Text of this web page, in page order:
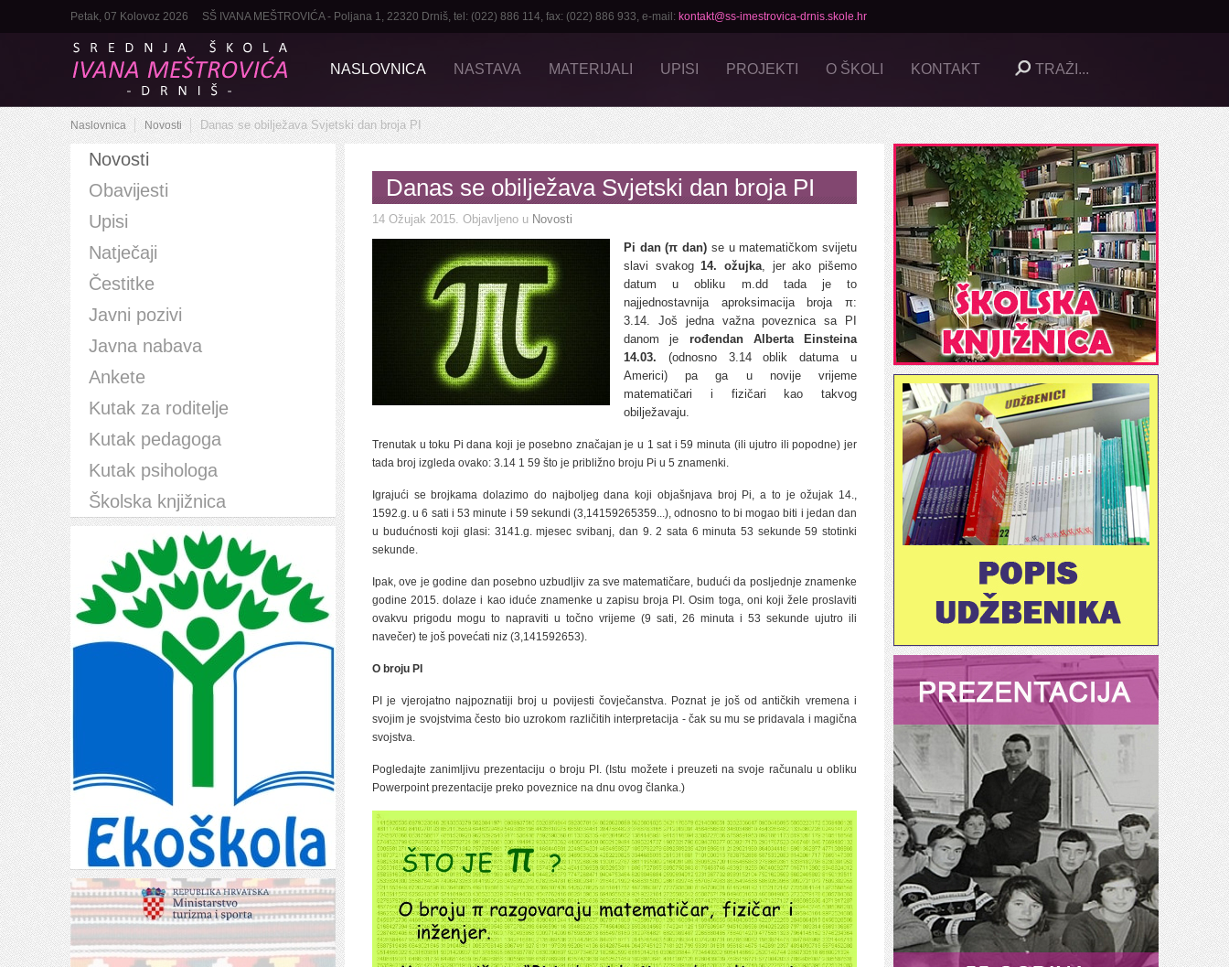
Petak, 07 Kolovoz 2026 SŠ IVANA MEŠTROVIĆA - Poljana 1, 22320 Drniš, tel: (022) 886 114, fax: (022) 886 933, e-mail: kontakt@ss-imestrovica-drnis.skole.hr
NASLOVNICA NASTAVA MATERIJALI UPISI PROJEKTI O ŠKOLI KONTAKT
Naslovnica Novosti Danas se obilježava Svjetski dan broja PI
Danas se obilježava Svjetski dan broja PI
14 Ožujak 2015. Objavljeno u Novosti
Pi dan (π dan) se u matematičkom svijetu
slavi svakog14. ožujka, jer ako pišemo
datum u obliku m.dd tada je to
najjednostavnija aproksimacija broja π:
3.14. Još jedna važna poveznica sa PI
danom je rođendan Alberta Einsteina
14.03. (odnosno 3.14 oblik datuma u
Americi) pa ga u novije vrijeme
matematičari i fizičari kao takvog
obilježavaju.
Trenutak u toku Pi dana koji je posebno značajan je u 1 sat i 59 minuta (ili ujutro ili popodne) jer
tada broj izgleda ovako: 3.14 1 59 što je približno broju Pi u 5 znamenki.
Igrajući se brojkama dolazimo do najboljeg dana koji objašnjava broj Pi, a to je ožujak 14.,
1592.g. u 6 sati i 53 minute i 59 sekundi (3,14159265359...), odnosno to bi mogao biti i jedan dan
u budućnosti koji glasi: 3141.g. mjesec svibanj, dan 9. 2 sata 6 minuta 53 sekunde 59 stotinki
sekunde.
Ipak, ove je godine dan posebno uzbudljiv za sve matematičare, budući da posljednje znamenke
godine 2015. dolaze i kao iduće znamenke u zapisu broja PI. Osim toga, oni koji žele proslaviti
ovakvu prigodu mogu to napraviti u točno vrijeme (9 sati, 26 minuta i 53 sekunde ujutro ili
navečer) te još povećati niz (3,141592653).
O broju PI
PI je vjerojatno najpoznatiji broj u povijesti čovječanstva. Poznat je još od antičkih vremena i
svojim je svojstvima često bio uzrokom različitih interpretacija - čak su mu se pridavala i magična
svojstva.
Pogledajte zanimljivu prezentaciju o broju PI. (Istu možete i preuzeti na svoje računalu u obliku
Powerpoint prezentacije preko poveznice na dnu ovog članka.)
Novosti
Obavijesti
Upisi
Natječaji
Čestitke
Javni pozivi
Javna nabava
Ankete
Kutak za roditelje
Kutak pedagoga
Kutak psihologa
Školska knjižnica